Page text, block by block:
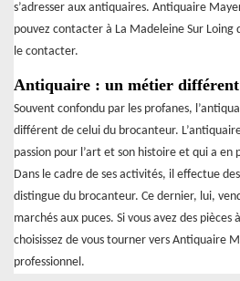
s’adresser aux antiquaires. Antiquaire
pouvez contacter à La Madeleine Sur Loing
le contacter.
Antiquaire : un métier
Souvent confondu par les profanes,
différent de celui du brocanteur.
passion pour l’art et son histoire et qui a en
Dans le cadre de ses activités, il effectue
distingue du brocanteur. Ce dernier, lui,
marchés aux puces. Si vous avez des
choisissez de vous tourner vers Antiquaire
professionnel.